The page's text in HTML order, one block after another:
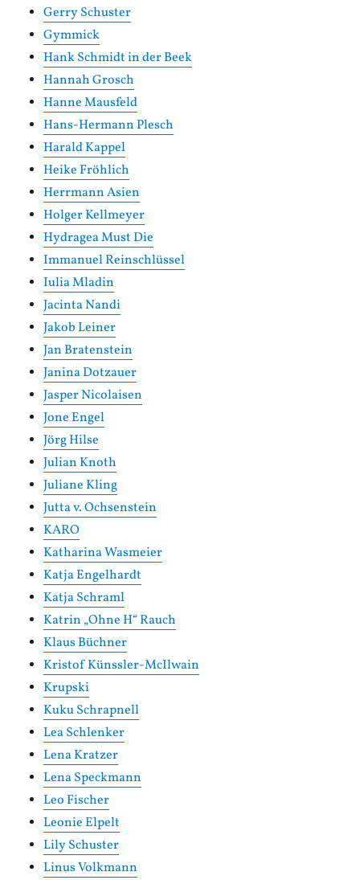
Gerry Schuster
Gymmick
Hank Schmidt in der Beek
Hannah Grosch
Hanne Mausfeld
Hans-Hermann Plesch
Harald Kappel
Heike Fröhlich
Herrmann Asien
Holger Kellmeyer
Hydragea Must Die
Immanuel Reinschlüssel
Iulia Mladin
Jacinta Nandi
Jakob Leiner
Jan Bratenstein
Janina Dotzauer
Jasper Nicolaisen
Jone Engel
Jörg Hilse
Julian Knoth
Juliane Kling
Jutta v. Ochsenstein
KARO
Katharina Wasmeier
Katja Engelhardt
Katja Schraml
Katrin „Ohne H“ Rauch
Klaus Büchner
Kristof Künssler-McIlwain
Krupski
Kuku Schrapnell
Lea Schlenker
Lena Kratzer
Lena Speckmann
Leo Fischer
Leonie Elpelt
Lily Schuster
Linus Volkmann